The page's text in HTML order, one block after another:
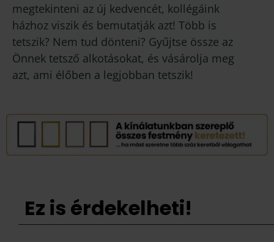
megtekinteni az új kedvencét, kollégáink
házhoz viszik és bemutatják azt! Több is
tetszik? Nem tud dönteni? Gyűjtse össze az
Önnek tetsző alkotásokat, és vásárolja meg
azt, ami élőben a legjobban tetszik!
Ez is érdekelheti!